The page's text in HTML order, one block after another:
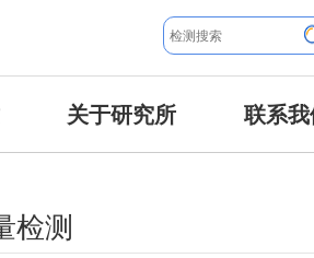
关于研究所 联系我
检测